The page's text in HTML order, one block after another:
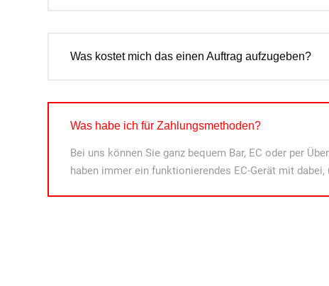
Was kostet mich das einen Auftrag aufzugeben?
Was habe ich für Zahlungsmethoden?
Bei uns können Sie ganz bequem Bar, EC oder per
haben immer ein funktionierendes EC-Gerät mit